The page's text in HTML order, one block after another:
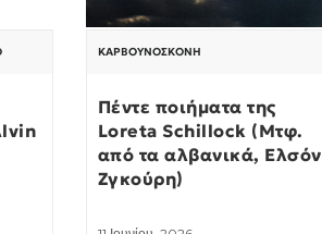
ΚΑΡΒΟΥΝΌΣΚΟΝΗ
Πέντε ποιήματα της
Loreta Schillock (Μτφ.
από τα αλβανικά, Ελσόν
Ζγκούρη)